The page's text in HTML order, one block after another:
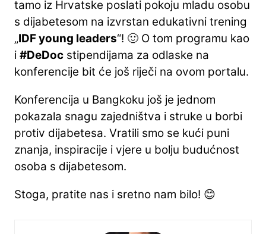
tamo iz Hrvatske poslati pokoju mladu osobu
s dijabetesom na izvrstan edukativni trening
„IDF young leaders“! 🙂 O tom programu kao
i #DeDoc stipendijama za odlaske na
konferencije bit će još riječi na ovom portalu.
Konferencija u Bangkoku još je jednom
pokazala snagu zajedništva i struke u borbi
protiv dijabetesa. Vratili smo se kući puni
znanja, inspiracije i vjere u bolju budućnost
osoba s dijabetesom.
Stoga, pratite nas i sretno nam bilo! 😊